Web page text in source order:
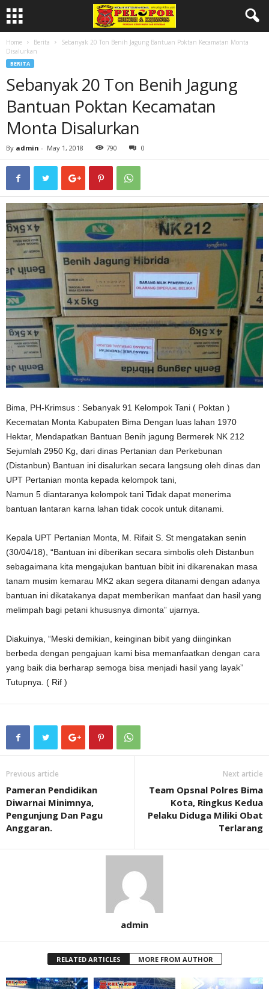
Home Berita
Sebanyak 20 Ton Benih Jagung Bantuan Poktan Kecamatan Monta
Disalurkan
BERITA
Sebanyak 20 Ton Benih Jagung
Bantuan Poktan Kecamatan
Monta Disalurkan
By admin - May 1, 2018 790 0
Bima, PH-Krimsus : Sebanyak 91 Kelompok Tani ( Poktan )
Kecematan Monta Kabupaten Bima Dengan luas lahan 1970
Hektar, Mendapatkan Bantuan Benih jagung Bermerek NK 212
Sejumlah 2950 Kg, dari dinas Pertanian dan Perkebunan
(Distanbun) Bantuan ini disalurkan secara langsung oleh dinas dan
UPT Pertanian monta kepada kelompok tani,
Namun 5 diantaranya kelompok tani Tidak dapat menerima
bantuan lantaran karna lahan tidak cocok untuk ditanami.
Kepala UPT Pertanian Monta, M. Rifait S. St mengatakan senin
(30/04/18), “Bantuan ini diberikan secara simbolis oleh Distanbun
sebagaimana kita mengajukan bantuan bibit ini dikarenakan masa
tanam musim kemarau MK2 akan segera ditanami dengan adanya
bantuan ini dikatakanya dapat memberikan manfaat dan hasil yang
melimpah bagi petani khususnya dimonta” ujarnya.
Diakuinya, “Meski demikian, keinginan bibit yang diinginkan
berbeda dengan pengajuan kami bisa memanfaatkan dengan cara
yang baik dia berharap semoga bisa menjadi hasil yang layak”
Tutupnya. ( Rif )
Previous article
Pameran Pendidikan
Diwarnai Minimnya,
Pengunjung Dan Pagu
Anggaran.
Next article
Team Opsnal Polres Bima
Kota, Ringkus Kedua
Pelaku Diduga Miliki Obat
Terlarang
admin
RELATED ARTICLES MORE FROM AUTHOR